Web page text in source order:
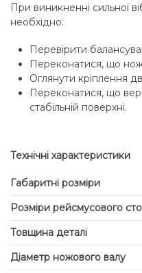
При виникненні сильної
необхідно:
Перевірити
Переконатися, що
Оглянути кріплення
Переконатися, що
стабільній поверхні.
Технічні характеристики
Габаритні розміри
Розміри рейсмусового
Товщина деталі
Діаметр ножового валу